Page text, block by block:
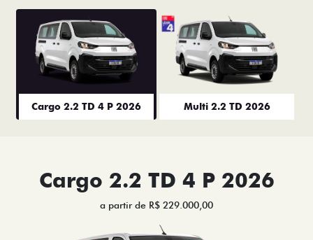
Cargo 2.2 TD 4 P 2026 Multi 2.2 TD 2026
Cargo 2.2 TD 4 P 2026
a partir de R$ 229.000,00